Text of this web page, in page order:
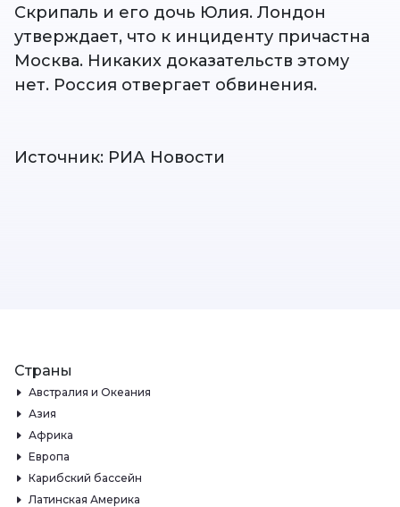
Скрипаль и его дочь Юлия. Лондон
утверждает, что к инциденту причастна
Москва. Никаких доказательств этому
нет. Россия отвергает обвинения.
Источник: РИА Новости
Страны
Австралия и Океания
Азия
Африка
Европа
Карибский бассейн
Латинская Америка